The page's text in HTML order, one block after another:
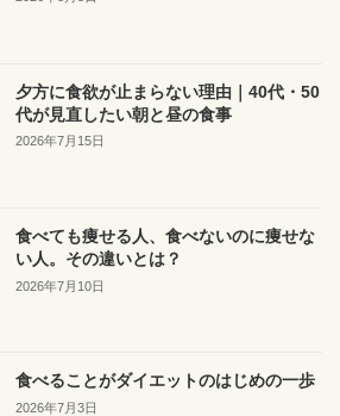
夕方に食欲が止まらない理由｜40代・50
代が見直したい朝と昼の食事
2026年7月15日
食べても痩せる人、食べないのに痩せな
い人。その違いとは？
2026年7月10日
食べることがダイエットのはじめの一歩
2026年7月3日